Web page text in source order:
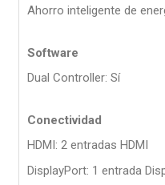
Ahorro inteligente de
Software
Dual Controller: Sí
Conectividad
HDMI: 2 entradas HDMI
DisplayPort: 1 entrada